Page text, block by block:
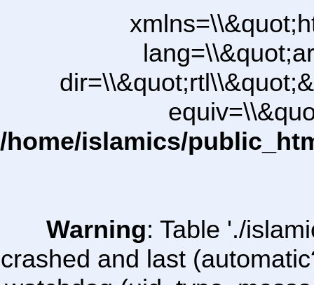
/home/islamics/
Warning: Table './
crashed and last